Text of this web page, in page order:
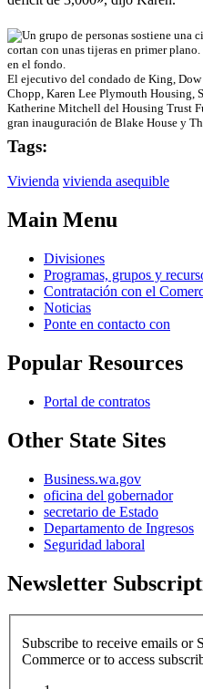
El ejecutivo del condado de King,
Chopp, Karen Lee Plymouth Housing,
Katherine Mitchell del Housing Trust
gran inauguración de Blake House y
Tags:
Vivienda vivienda asequible
Main Menu
Divisiones
Programas, grupos y
Contratación con el
Noticias
Ponte en contacto con
Popular Resources
Portal de contratos
Other State Sites
Business.wa.gov
oficina del gobernador
secretario de Estado
Departamento de Ingresos
Seguridad laboral
Newsletter
Subscribe to receive emails or
Commerce or to access